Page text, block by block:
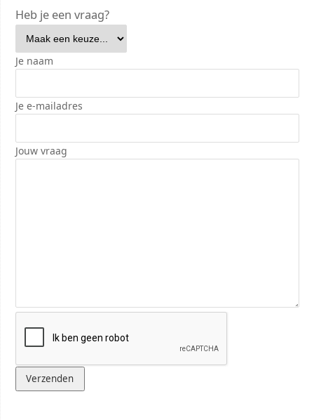
Heb je een vraag?
Je naam
Je e-mailadres
Jouw vraag